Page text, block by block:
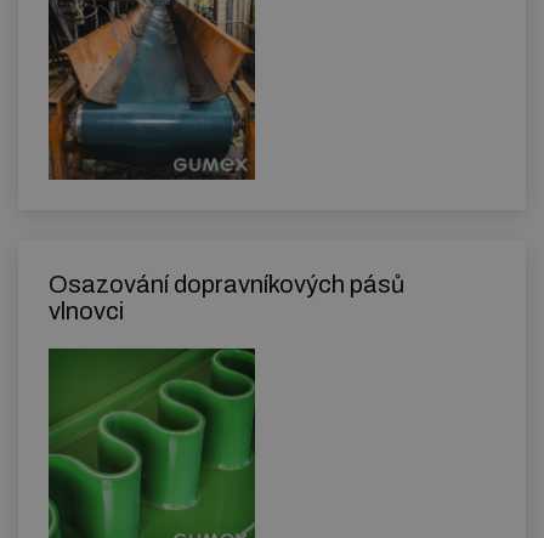
Osazování dopravníkových pásů
vlnovci